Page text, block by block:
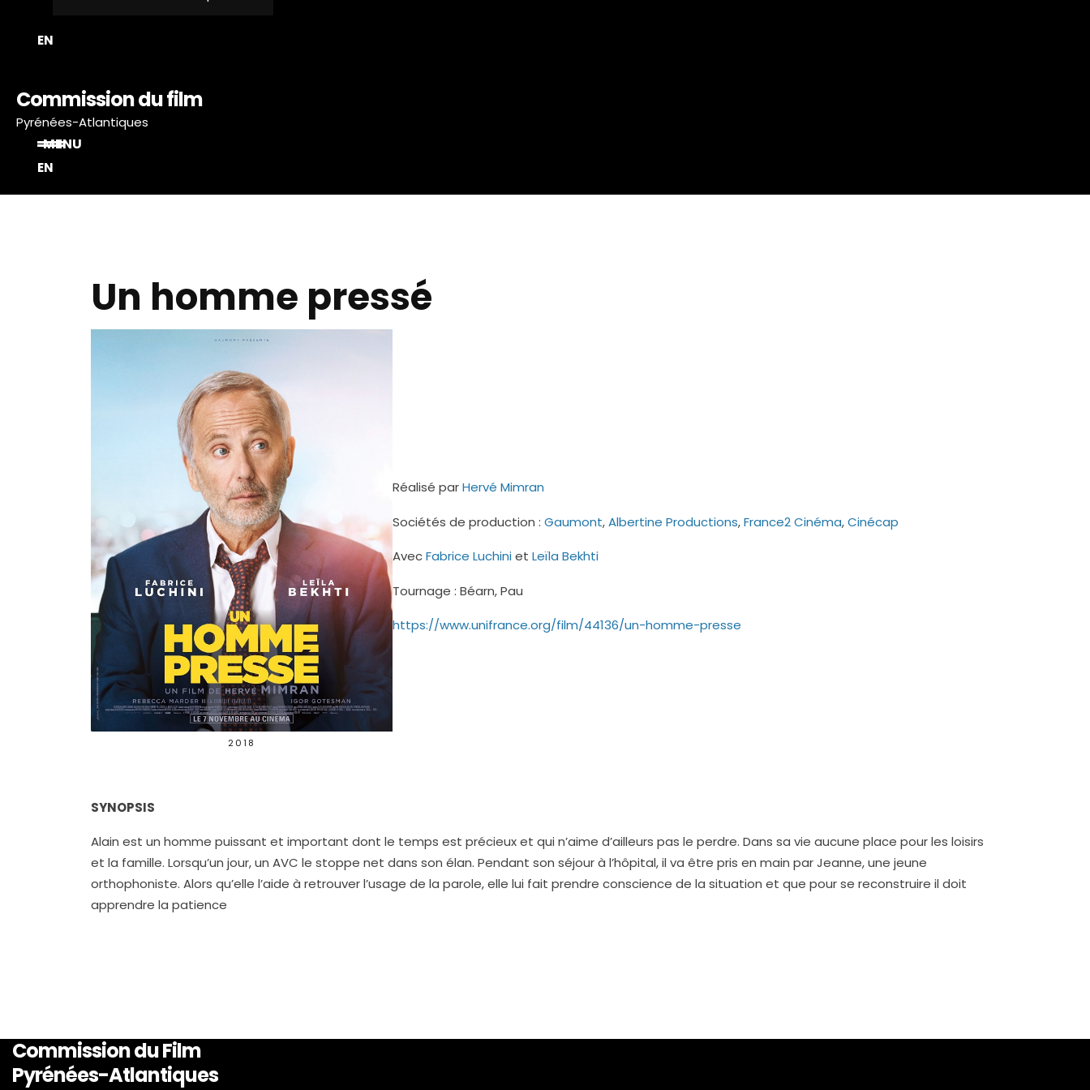
EN
Commission du film
Pyrénées-Atlantiques
MENU
EN
Un homme pressé
2018
Réalisé parHervé Mimran
Sociétés de production : Gaumont,Albertine Productions,France2 Cinéma,Cinécap
AvecFabrice Luchiniet Leïla Bekhti
Tournage : Béarn, Pau
https://www.unifrance.org/film/44136/un-homme-presse
SYNOPSIS
Alain est un homme puissant et important dont le temps est précieux et qui n’aime d’ailleurs pas le perdre. Dans sa vie aucune place pour les loisirs
et la famille. Lorsqu’un jour, un AVC le stoppe net dans son élan. Pendant son séjour à l’hôpital, il va être pris en main par Jeanne, une jeune
orthophoniste. Alors qu’elle l’aide à retrouver l’usage de la parole, elle lui fait prendre conscience de la situation et que pour se reconstruire il doit
apprendre la patience
Commission du Film
Pyrénées-Atlantiques